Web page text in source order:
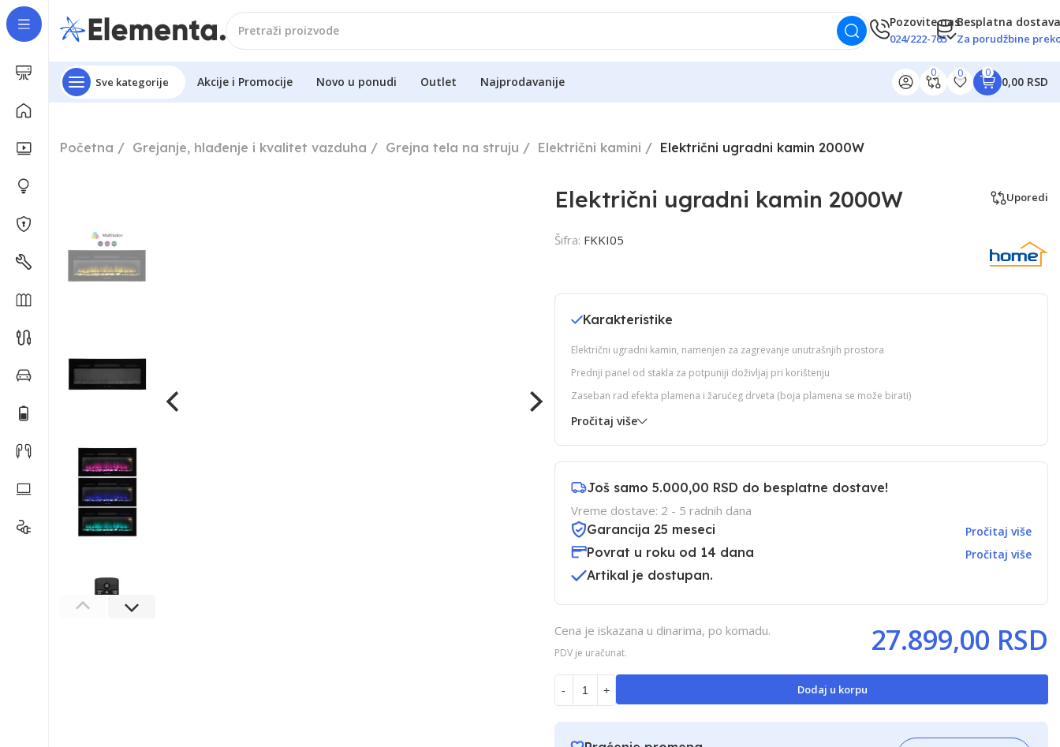
Pozovite nas
024/222-765
Besplatna
Za porudžbine
Sve kategorije Akcije i Promocije Novo u ponudi Outlet Najprodavanije
0 0 0
0,00 RSD
Početna Grejanje, hlađenje i kvalitet vazduha Grejna tela na struju Električni kamini Električni ugradni kamin 2000W
Električni ugradni kamin 2000W Uporedi
Šifra: FKKI05
Karakteristike
Električni ugradni kamin, namenjen za zagrevanje unutrašnjih prostora
Prednji panel od stakla za potpuniji doživljaj pri korištenju
Zaseban rad efekta plamena i žarućeg drveta (boja plamena se može birati)
Pročitaj više
Još samo 5.000,00 RSD do besplatne dostave!
Vreme dostave: 2 - 5 radnih dana
Garancija 25 meseci
Pročitaj više
Povrat u roku od 14 dana Pročitaj više
Artikal je dostupan.
Cena je iskazana u dinarima, po komadu.
PDV je uračunat. 27.899,00 RSD
- + Dodaj u korpu